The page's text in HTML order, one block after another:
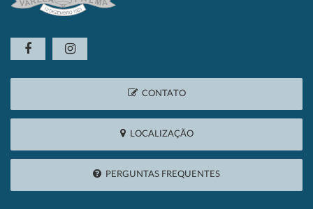
CONTATO
LOCALIZAÇÃO
PERGUNTAS FREQUENTES